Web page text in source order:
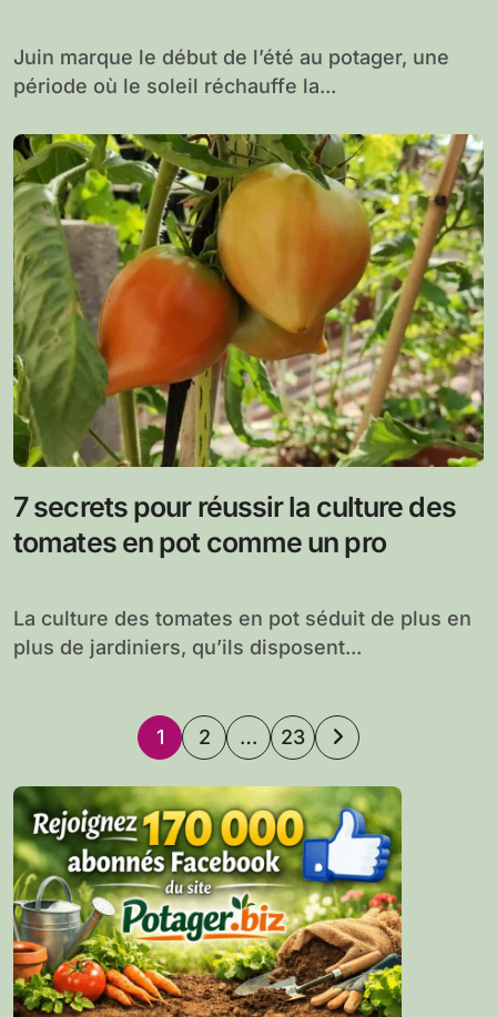
Juin marque le début de l’été au potager, une
période où le soleil réchauffe la...
7 secrets pour réussir la culture des
tomates en pot comme un pro
La culture des tomates en pot séduit de plus en
plus de jardiniers, qu’ils disposent...
Pagination
des
publications
1 2 … 23